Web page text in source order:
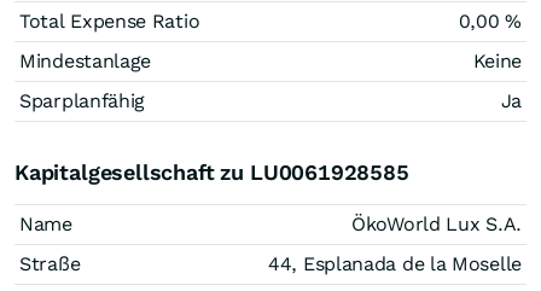
Total Expense Ratio
0,00 %
Mindestanlage
Keine
Sparplanfähig
Ja
Kapitalgesellschaft zu LU0061928585
Name
ÖkoWorld Lux S.A.
Straße
44, Esplanada de la Moselle